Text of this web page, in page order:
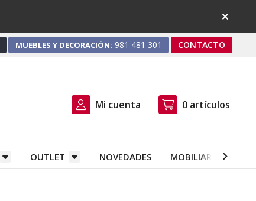
MUEBLES Y DECORACIÓN: 981 481 301 CONTACTO
Mi cuenta 0 artículos
OUTLET NOVEDADES MOBILIARIO Y